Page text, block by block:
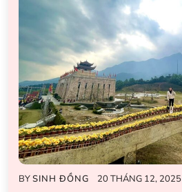
BYSINH ĐỒNG 20 THÁNG 12, 2025